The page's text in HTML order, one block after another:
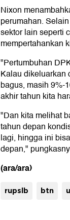
Nixon
perumahan.
sektor lain seperti
mempertahankan
"Pertumbuhan
Kalau dikeluarkan
bagus, masih 9%-
akhir tahun kita
"Dan kita melihat
tahun depan
lagi, hingga ini
depan,"
(ara/ara)
rupslb btn